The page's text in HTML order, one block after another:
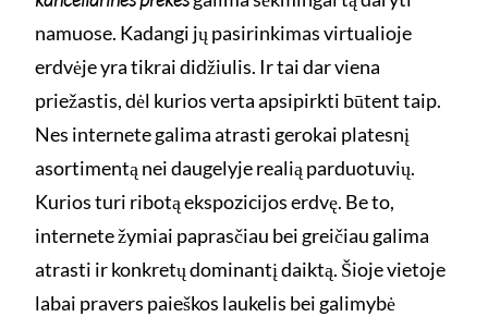
namuose. Kadangi jų pasirinkimas virtualioje
erdvėje yra tikrai didžiulis. Ir tai dar viena
priežastis, dėl kurios verta apsipirkti būtent taip.
Nes internete galima atrasti gerokai platesnį
asortimentą nei daugelyje realią parduotuvių.
Kurios turi ribotą ekspozicijos erdvę. Be to,
internete žymiai paprasčiau bei greičiau galima
atrasti ir konkretų dominantį daiktą. Šioje vietoje
labai pravers paieškos laukelis bei galimybė